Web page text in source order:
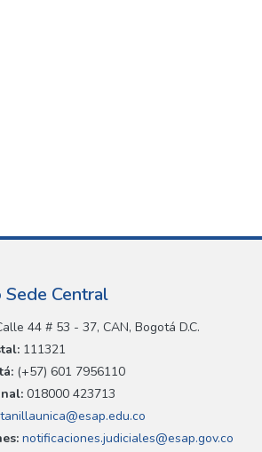
Sede Central
44 # 53 - 37, CAN, Bogotá D.C.
111321
(+57) 601 7956110
018000 423713
notificaciones.judiciales@esap.gov.co